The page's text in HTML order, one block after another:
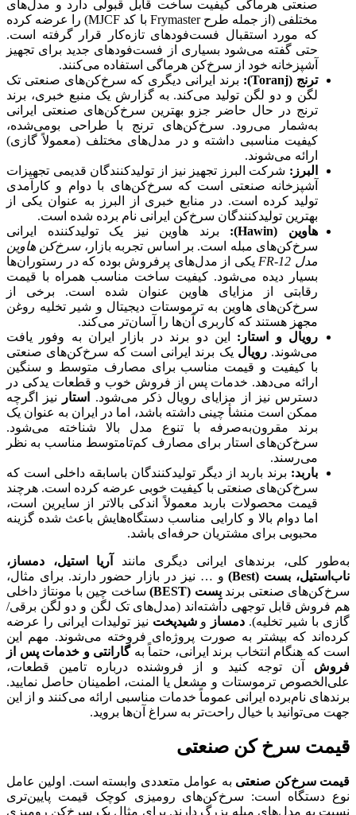
صنعتی هرماگی کیفیت ساخت قابل قبولی دارد و مدل‌های
مختلفی (از جمله طرح Frymaster با کد MJCF) را عرضه کرده
که مورد استقبال فست‌فودهای تازه‌کار قرار گرفته است.
حتی گفته می‌شود بسیاری از فست‌فودهای جدید برای تجهیز
آشپزخانه خود از سرخ‌کن هرماگی استفاده می‌کنند.
ترنج (Toranj):
برند ایرانی دیگری که سرخ‌کن‌های صنعتی تک
لگن و دو لگن تولید می‌کند. به گزارش یک منبع خبری، برند
ترنج در حال حاضر جزو بهترین سرخ‌کن‌های صنعتی ایرانی
به‌شمار می‌رود. سرخ‌کن‌های ترنج با طراحی بومی‌شده،
کیفیت مناسبی داشته و در مدل‌های مختلف (معمولاً گازی)
ارائه می‌شوند.
البرز : شرکت البرز تجهیز نیز از تولیدکنندگان قدیمی تجهیزات
آشپزخانه صنعتی است که سرخ‌کن‌های با دوام و کارآمدی
تولید کرده است. در منابع خبری از البرز به عنوان یکی از
بهترین تولیدکنندگان سرخ‌کن ایرانی نام برده شده است.
هاوین (Hawin):
برند هاوین نیز یک تولیدکننده ایرانی
سرخ‌کن‌های مبله است. بر اساس تجربه بازار،سرخ‌کن هاوین
مدل
یکی از مدل‌های پرفروش بوده که در رستوران‌ها
بسیار دیده می‌شود. کیفیت ساخت مناسب همراه با قیمت
رقابتی از مزایای هاوین عنوان شده است. برخی از
سرخ‌کن‌های هاوین به ترموستات دیجیتال و شیر تخلیه روغن
مجهز هستند که کاربری آن‌ها را آسان‌تر می‌کند.
رویال و استار : این دو برند در بازار ایران به وفور یافت
می‌شوند.رویال یک برند ایرانی است که سرخ‌کن‌های صنعتی
با کیفیت و قیمت مناسب برای مصارف متوسط و سنگین
ارائه می‌دهد. خدمات پس از فروش خوب و قطعات یدکی در
دسترس نیز از مزایای رویال ذکر می‌شود.
استار
نیز اگرچه
ممکن است منشأ چینی داشته باشد، اما در ایران به عنوان یک
برند مقرون‌به‌صرفه با تنوع مدل بالا شناخته می‌شود.
سرخ‌کن‌های استار برای مصارف کم‌تا‌متوسط مناسب به نظر
می‌رسند.
باربد: برند باربد از دیگر تولیدکنندگان باسابقه داخلی است که
سرخ‌کن‌های صنعتی با کیفیت خوبی عرضه کرده است. هرچند
قیمت محصولات باربد معمولاً اندکی بالاتر از سایرین است،
اما دوام بالا و کارایی مناسب دستگاه‌هایش باعث شده گزینه
محبوبی برای مشتریان حرفه‌ای باشد.
به‌طور کلی، برندهای ایرانی دیگری مانند
آریا استیل، دمساز،
ناب‌استیل، بست (Best)
و … نیز در بازار حضور دارند. برای مثال،
سرخ‌کن‌های صنعتی برندبِست (BEST)
ساخت چین با مونتاژ داخلی
هم فروش قابل توجهی داشته‌اند (مدل‌های تک لگن و دو لگن برقی/
گازی با شیر تخلیه). دمساز وشیدپخت نیز تولیدات ایرانی را عرضه
کرده‌اند که بیشتر به صورت پروژه‌ای فروخته می‌شوند. مهم این
است که هنگام انتخاب برند ایرانی، حتماً بهگارانتی و خدمات پس از
فروش آن توجه کنید و از فروشنده درباره تامین قطعات،
علی‌الخصوص ترموستات و مشعل یا المنت، اطمینان حاصل نمایید.
برندهای نام‌برده ایرانی عموماً خدمات مناسبی ارائه می‌کنند و از این
جهت می‌توانید با خیال راحت‌تر به سراغ آن‌ها بروید.
قیمت سرخ کن صنعتی
قیمت سرخ‌کن صنعتی به عوامل متعددی وابسته است. اولین عامل
نوع دستگاه است: سرخ‌کن‌های رومیزی کوچک قیمت پایین‌تری
نسبت به مدل‌های مبله بزرگ دارند. برای مثال یک سرخ‌کن رومیزی